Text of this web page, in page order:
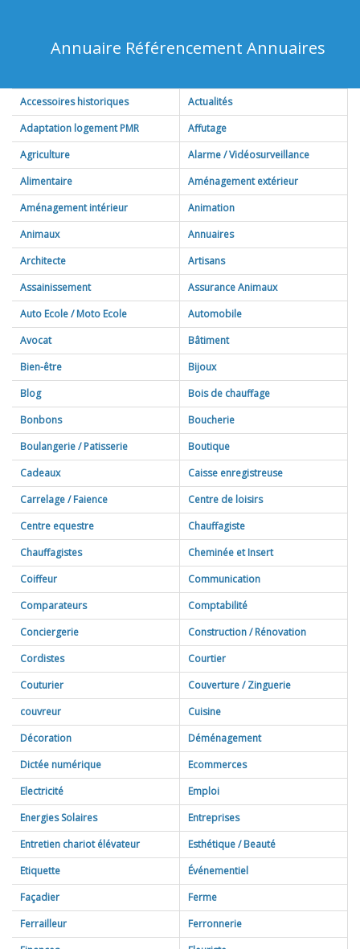
Annuaire Référencement Annuaires
Accessoires historiques
Actualités
Adaptation logement PMR
Affutage
Agriculture
Alarme / Vidéosurveillance
Alimentaire
Aménagement extérieur
Aménagement intérieur
Animation
Animaux
Annuaires
Architecte
Artisans
Assainissement
Assurance Animaux
Auto Ecole / Moto Ecole
Automobile
Avocat
Bâtiment
Bien-être
Bijoux
Blog
Bois de chauffage
Bonbons
Boucherie
Boulangerie / Patisserie
Boutique
Cadeaux
Caisse enregistreuse
Carrelage / Faience
Centre de loisirs
Centre equestre
Chauffagiste
Chauffagistes
Cheminée et Insert
Coiffeur
Communication
Comparateurs
Comptabilité
Conciergerie
Construction / Rénovation
Cordistes
Courtier
Couturier
Couverture / Zinguerie
couvreur
Cuisine
Décoration
Déménagement
Dictée numérique
Ecommerces
Electricité
Emploi
Energies Solaires
Entreprises
Entretien chariot élévateur
Esthétique / Beauté
Etiquette
Événementiel
Façadier
Ferme
Ferrailleur
Ferronnerie